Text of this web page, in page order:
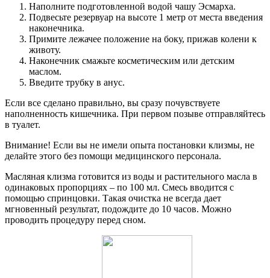
Наполните подготовленной водой чашу Эсмарха.
Подвесьте резервуар на высоте 1 метр от места введения
наконечника.
Примите лежачее положение на боку, прижав колени к
животу.
Наконечник смажьте косметическим или детским
маслом.
Введите трубку в анус.
Если все сделано правильно, вы сразу почувствуете
наполненность кишечника. При первом позыве отправляйтесь
в туалет.
Внимание! Если вы не имели опыта постановки клизмы, не
делайте этого без помощи медицинского персонала.
Масляная клизма готовится из воды и растительного масла в
одинаковых пропорциях – по 100 мл. Смесь вводится с
помощью спринцовки. Такая очистка не всегда дает
мгновенный результат, подождите до 10 часов. Можно
проводить процедуру перед сном.